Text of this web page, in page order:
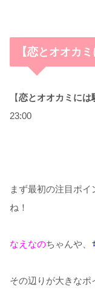
【恋とオオカ
【恋とオオカミには
23:00
まず最初の注目ポイ
ね！
なえなのちゃんや、
その辺りが大きなポ